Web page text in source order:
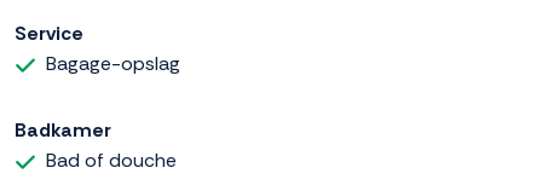
Service
Bagage-opslag
Badkamer
Bad of douche